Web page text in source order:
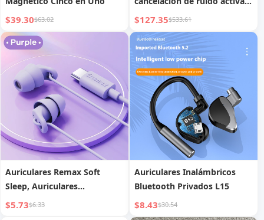
$39.30$63.02
versión doble estándar de
oro
$127.35$533.61
Auriculares Remax Soft
Sleep, Auriculares
intrauditivos con
$5.73$6.33
Auriculares Inalámbricos
Bluetooth Privados L15
$8.43$30.54